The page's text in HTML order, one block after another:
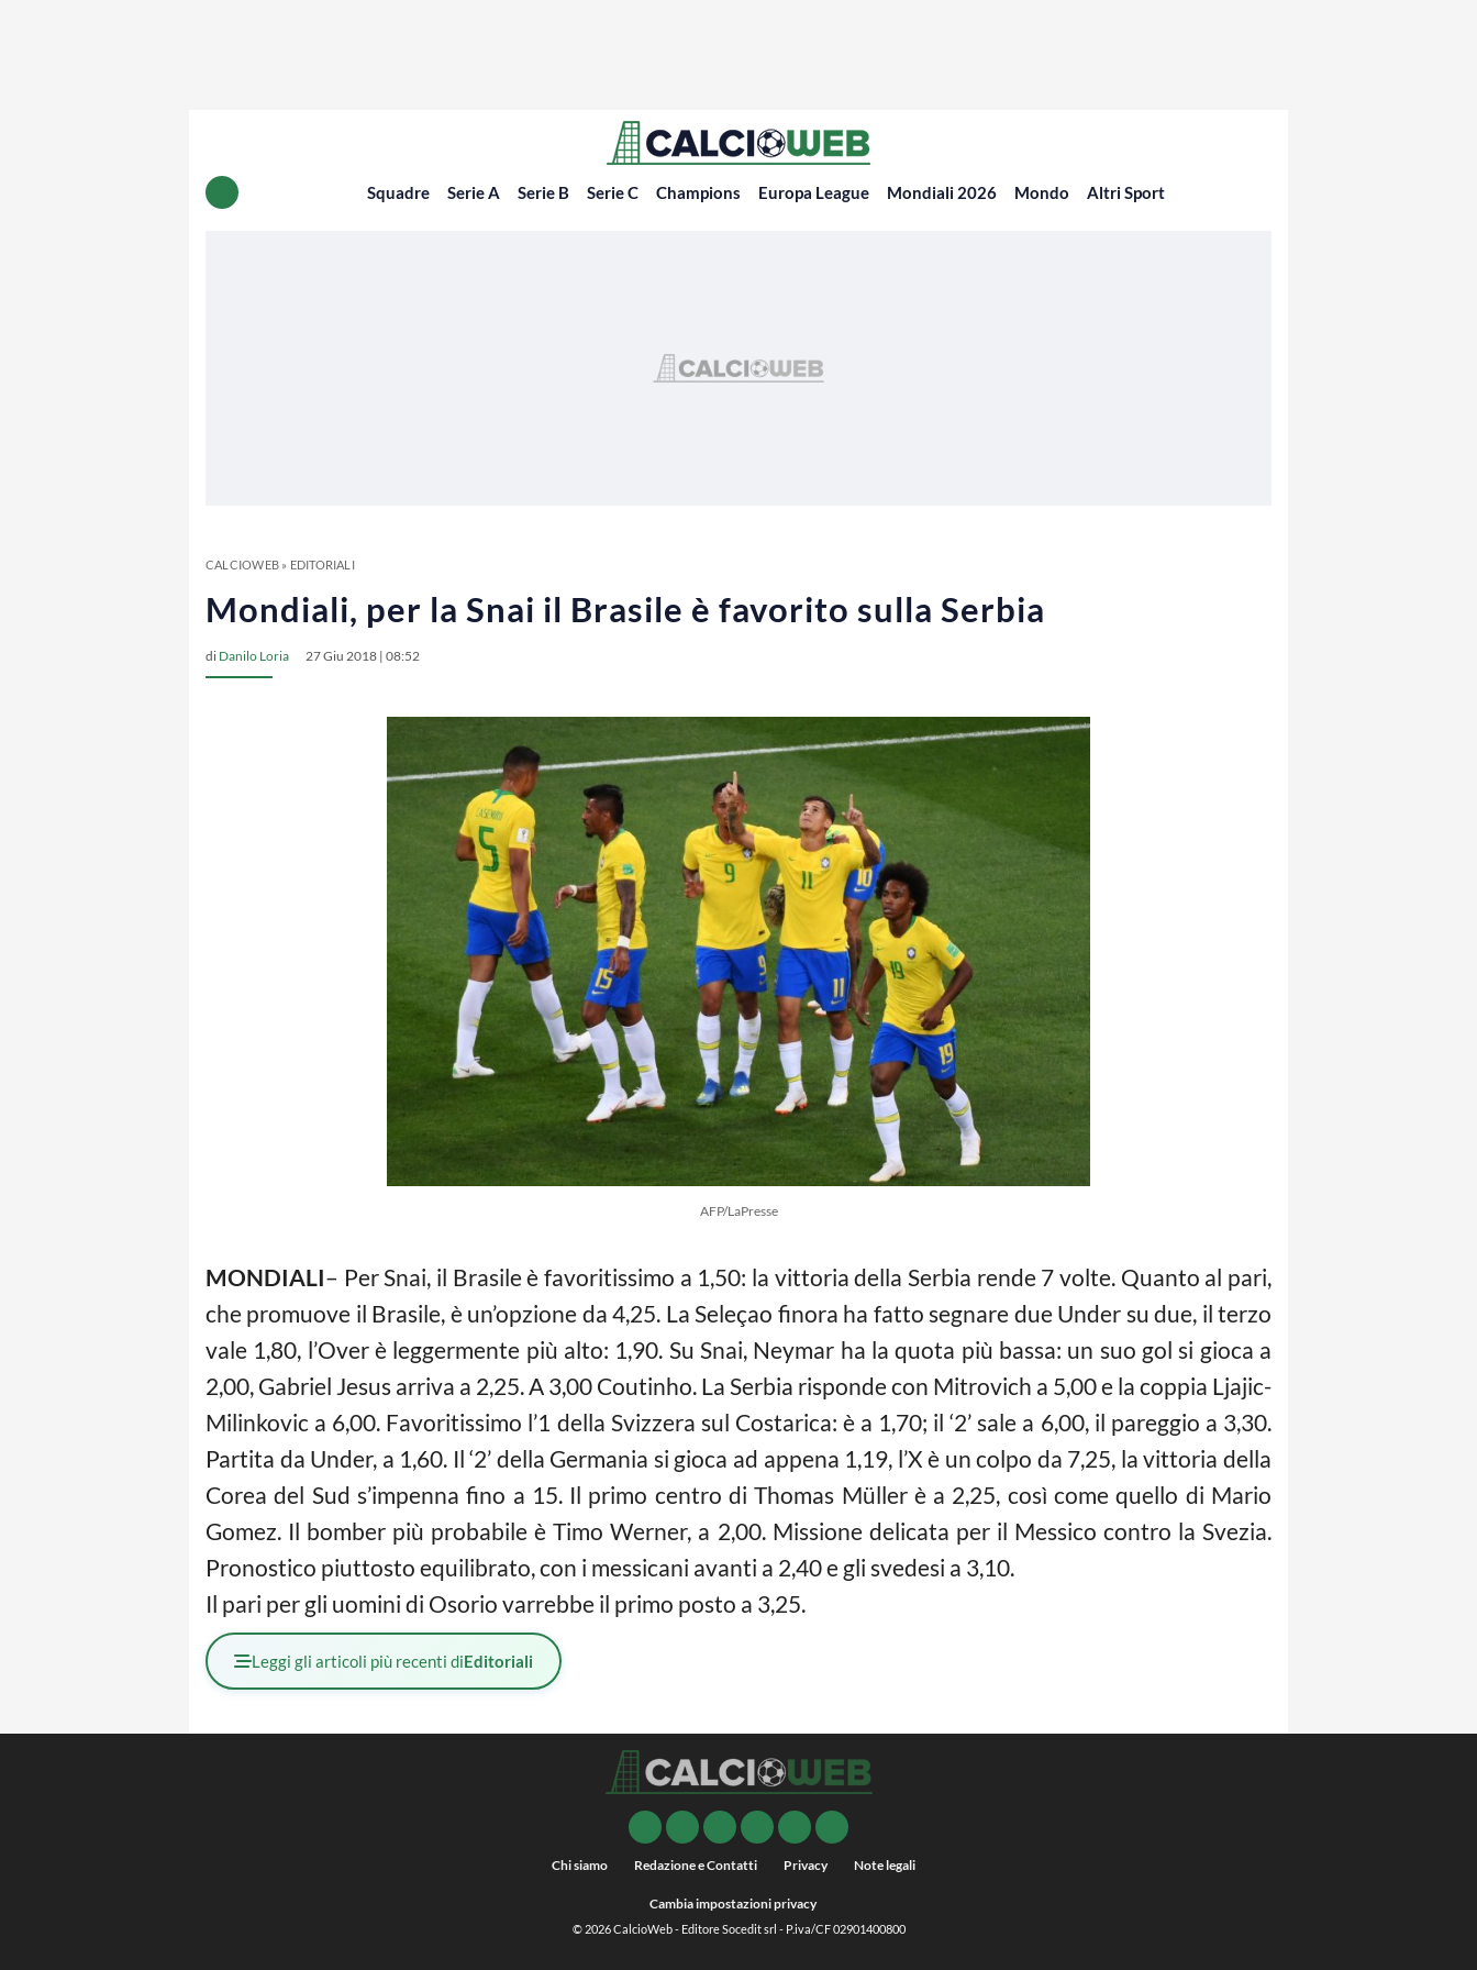
Squadre Serie A Serie B Serie C Champions Europa League Mondiali 2026 Mondo Altri Sport
CALCIOWEB» EDITORIALI
Mondiali, per la Snai il Brasile è favorito sulla Serbia
di Danilo Loria 27 Giu 2018 | 08:52
AFP/LaPresse
MONDIALI– Per Snai, il Brasile è favoritissimo a 1,50: la vittoria della Serbia rende 7 volte. Quanto al pari,
che promuove il Brasile, è un’opzione da 4,25. La Seleçao finora ha fatto segnare due Under su due, il terzo
vale 1,80, l’Over è leggermente più alto: 1,90. Su Snai, Neymar ha la quota più bassa: un suo gol si gioca a
2,00, Gabriel Jesus arriva a 2,25. A 3,00 Coutinho. La Serbia risponde con Mitrovich a 5,00 e la coppia Ljajic-
Milinkovic a 6,00. Favoritissimo l’1 della Svizzera sul Costarica: è a 1,70; il ‘2’ sale a 6,00, il pareggio a 3,30.
Partita da Under, a 1,60. Il ‘2’ della Germania si gioca ad appena 1,19, l’X è un colpo da 7,25, la vittoria della
Corea del Sud s’impenna fino a 15. Il primo centro di Thomas Müller è a 2,25, così come quello di Mario
Gomez. Il bomber più probabile è Timo Werner, a 2,00. Missione delicata per il Messico contro la Svezia.
Pronostico piuttosto equilibrato, con i messicani avanti a 2,40 e gli svedesi a 3,10.
Il pari per gli uomini di Osorio varrebbe il primo posto a 3,25.
Leggi gli articoli più recenti diEditoriali
Chi siamo Redazione e Contatti Privacy Note legali
Cambia impostazioni privacy
© 2026CalcioWeb- Editore Socedit srl - P.iva/CF 02901400800